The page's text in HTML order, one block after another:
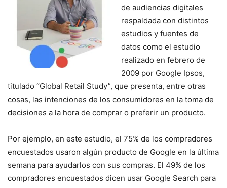
de audiencias digitales
respaldada con distintos
estudios y fuentes de
datos como el estudio
realizado en febrero de
2009 por Google Ipsos,
titulado “Global Retail Study”, que presenta, entre otras
cosas, las intenciones de los consumidores en la toma de
decisiones a la hora de comprar o preferir un producto.
Por ejemplo, en este estudio, el 75% de los compradores
encuestados usaron algún producto de Google en la última
semana para ayudarlos con sus compras. El 49% de los
compradores encuestados dicen usar Google Search para